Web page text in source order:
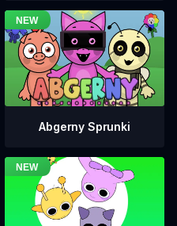
Abgerny Sprunki